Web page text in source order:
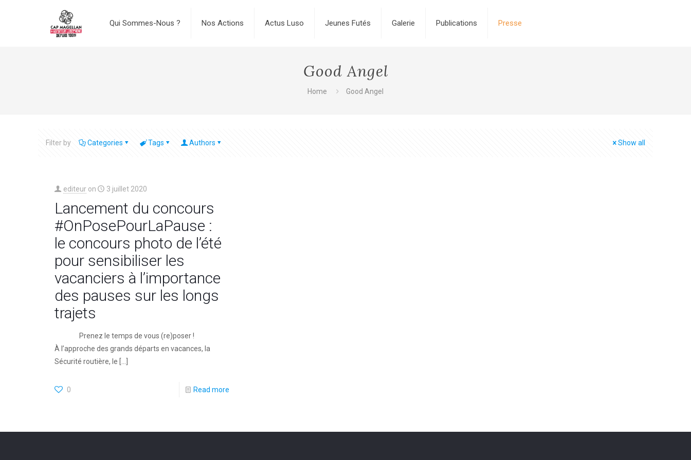
Qui Sommes-Nous ? Nos Actions Actus Luso Jeunes Futés Galerie Publications Presse
Good Angel
Home Good Angel
Filter by Categories Tags Authors Show all
editeur on 3 juillet 2020
Lancement du concours
#OnPosePourLaPause :
le concours photo de l’été
pour sensibiliser les
vacanciers à l’importance
des pauses sur les longs
trajets
Prenez le temps de vous (re)poser !
À l’approche des grands départs en vacances, la
Sécurité routière, le
0 Read more